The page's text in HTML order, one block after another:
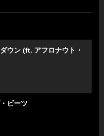
ウン (ft. アフロナウト・
ビーツ